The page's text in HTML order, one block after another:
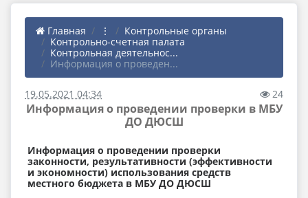
Главная ⋮
Контрольные органы
Контрольно-счетная палата
Контрольная деятельнос...
Информация о проведен...
19.05.2021 04:34 24
Информация о проведении проверки в МБУ
ДО ДЮСШ
Информация о проведении проверки
законности, результативности (эффективности
и экономности) использования средств
местного бюджета в МБУ ДО ДЮСШ